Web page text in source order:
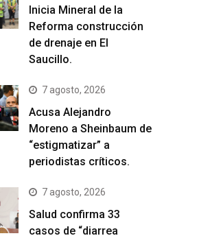
Inicia Mineral de la
Reforma construcción
de drenaje en El
Saucillo.
7 agosto, 2026
Acusa Alejandro
Moreno a Sheinbaum de
“estigmatizar” a
periodistas críticos.
7 agosto, 2026
Salud confirma 33
casos de “diarrea